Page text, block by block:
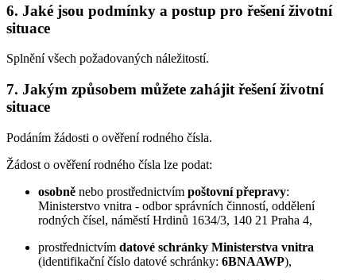
6. Jaké jsou podmínky a postup pro řešení životní
situace
Splnění všech požadovaných náležitostí.
7. Jakým způsobem můžete zahájit řešení životní
situace
Podáním žádosti o ověření rodného čísla.
Žádost o ověření rodného čísla lze podat:
osobně nebo prostřednictvím poštovní přepravy:
Ministerstvo vnitra - odbor správních činností, oddělení
rodných čísel, náměstí Hrdinů 1634/3, 140 21 Praha 4,
prostřednictvím datové schránky Ministerstva vnitra
(identifikační číslo datové schránky: 6BNAAWP),